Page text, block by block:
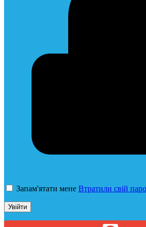
Запам'ятати мене Втратили свій
Увійти